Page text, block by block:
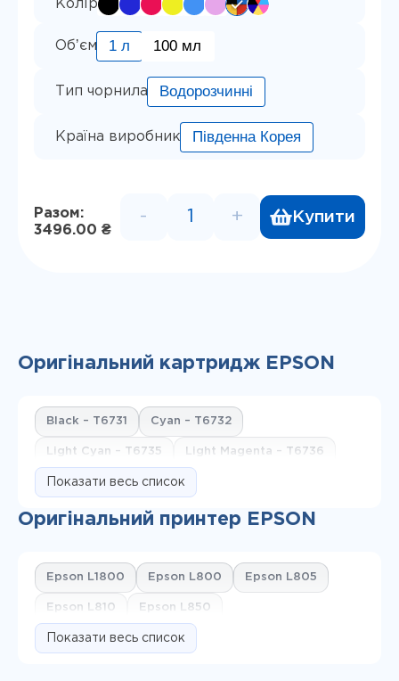
Колір
Обʼєм 1 л 100 мл
Тип чорнила Водорозчинні
Країна виробник Південна Корея
Разом:
3496.00 ₴
Комплект водорозчинного
- + Купити
Оригінальний картридж EPSON
Black – T6731 Cyan – T6732
Light Cyan – T6735 Light Magenta – T6736
Magenta – T6733 Yellow – T6734
Показати весь список
Оригінальний принтер EPSON
Epson L1800 Epson L800 Epson L805
Epson L810 Epson L850
Показати весь список